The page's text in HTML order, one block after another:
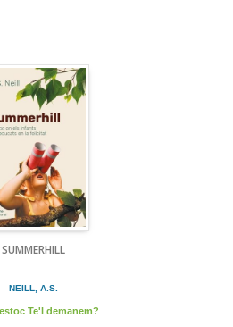
SUMMERHILL
NEILL, A.S.
Te'l demanem?